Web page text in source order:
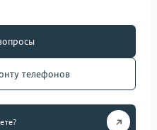
телефонов